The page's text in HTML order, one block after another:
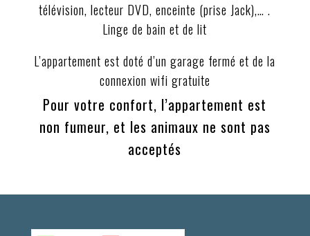
télévision, lecteur DVD, enceinte (prise Jack),… .
Linge de bain et de lit
L’appartement est doté d’un garage fermé et de la
connexion wifi gratuite
Pour votre confort, l’appartement est
non fumeur, et les animaux ne sont pas
acceptés